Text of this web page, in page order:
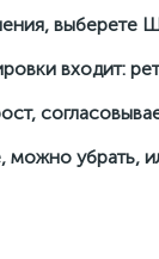
выберете
входит:
убрать,